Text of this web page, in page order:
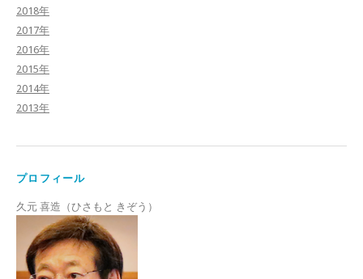
2018年
2017年
2016年
2015年
2014年
2013年
プロフィール
久元 喜造（ひさもと きぞう）